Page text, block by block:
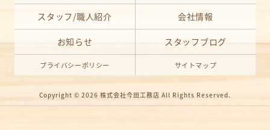
スタッフ/職人紹介 会社情報
お知らせ スタッフブログ
プライバシーポリシー サイトマップ
Copyright © 2026 株式会社今田工務店 All Rights Reserved.